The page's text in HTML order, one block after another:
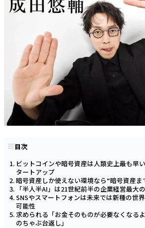
目次
ビットコインや暗号資産は人類史上最も早
タートアップ
暗号資産しか使えない環境なら“暗号資産ま
「半人半AI」は21世紀前半の企業経営最大
SNSやスマートフォンは未来では新種の世
可能性
求められる「お金そのものが必要なくなる
のちゃぶ台返し」